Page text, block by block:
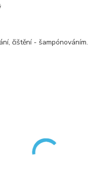
čištění - šampónováním.